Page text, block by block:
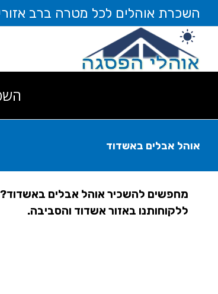
לתוכן
השכרת אוהלים לכל מטרה ברב אזורי הארץ...
אוהל אבלים באשדוד
מחפשים להשכיר אוהל אבלים
ללקוחותנו באזור אשדוד והסביבה.